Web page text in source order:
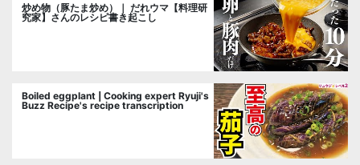
炒め物（豚たま炒め）｜ だれウマ【料理研
究家】さんのレシピ書き起こし
Boiled eggplant | Cooking expert Ryuji's
Buzz Recipe's recipe transcription